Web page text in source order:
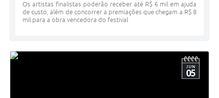
Os artistas finalistas poderão receber até R$ 6 mil em ajuda
de custo, além de concorrer a premiações que chegam a R$ 8
mil para a obra vencedora do festival
JUN
05